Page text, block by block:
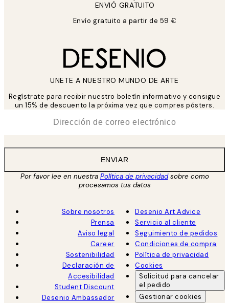
ENVIÓ GRATUITO
Envío gratuito a partir de 59 €
UNETE A NUESTRO MUNDO DE ARTE
Regístrate para recibir nuestro boletín informativo y consigue
un 15% de descuento la próxima vez que compres pósters.
ENVIAR
Por favor lee en nuestra Política de privacidadsobre como
procesamos tus datos
Sobre nosotros
Prensa
Aviso legal
Career
Sostenibilidad
Declaración de
Accesibilidad
Student Discount
Desenio Ambassador
Desenio Art Advice
Servicio al cliente
Seguimiento de pedidos
Condiciones de compra
Política de privacidad
Cookies
Solicitud para cancelar
el pedido
Gestionar cookies